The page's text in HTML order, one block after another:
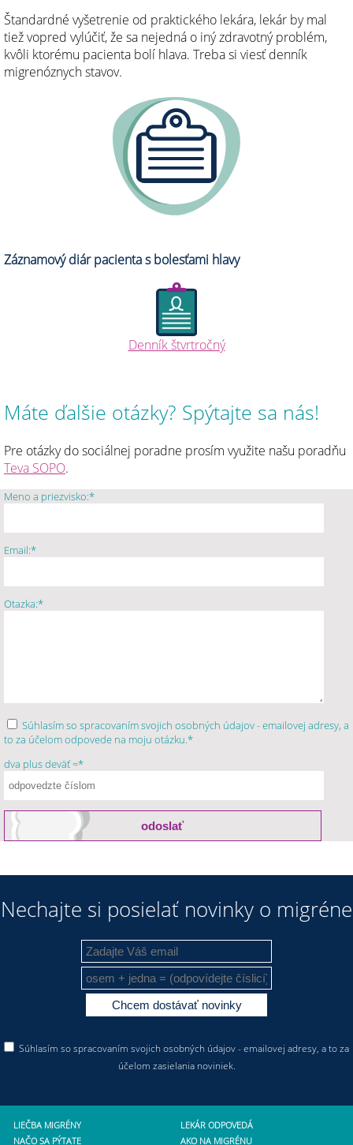
Štandardné vyšetrenie od praktického lekára, lekár by mal
tiež vopred vylúčiť, že sa nejedná o iný zdravotný problém,
kvôli ktorému pacienta bolí hlava. Treba si viesť denník
migrenóznych stavov.
Záznamový diár pacienta s bolesťami hlavy
Denník štvrtročný
Máte ďalšie otázky? Spýtajte sa nás!
Pre otázky do sociálnej poradne prosím využite našu poradňu
Teva SOPO.
Meno a priezvisko:*
Email:*
Otazka:*
Súhlasím so spracovaním svojich osobných údajov - emailovej adresy, a
to za účelom odpovede na moju otázku.*
dva plus deväť =*
Nechajte si posielať novinky o migréne
Súhlasím so spracovaním svojich osobných údajov - emailovej adresy, a to za
účelom zasielania noviniek.
LIEČBA MIGRÉNY
NAČO SA PÝTATE
LEKÁR ODPOVEDÁ
AKO NA MIGRÉNU